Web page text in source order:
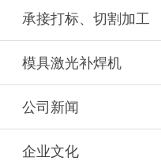
承接打标、切割加工
模具激光补焊机
公司新闻
企业文化